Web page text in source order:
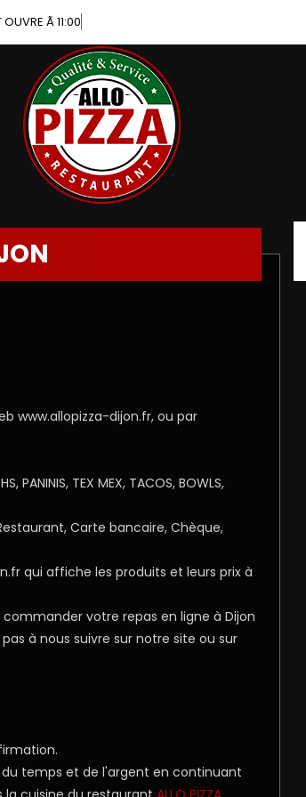
Ã 11:00
www.allopizza-dijon.fr, ou par
PANINIS, TEX MEX, TACOS, BOWLS,
Carte bancaire, Chèque,
qui affiche les produits et leurs prix à
votre repas en ligne à Dijon
à nous suivre sur notre site ou sur
temps et de l'argent en continuant